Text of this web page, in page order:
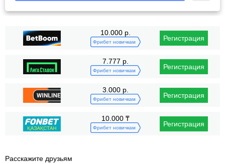
10.000 р.
Фрибет новичкам Регистрация
7.777 р.
Фрибет новичкам Регистрация
3.000 р.
Фрибет новичкам Регистрация
10.000 ₸
Фрибет новичкам Регистрация
Расскажите друзьям